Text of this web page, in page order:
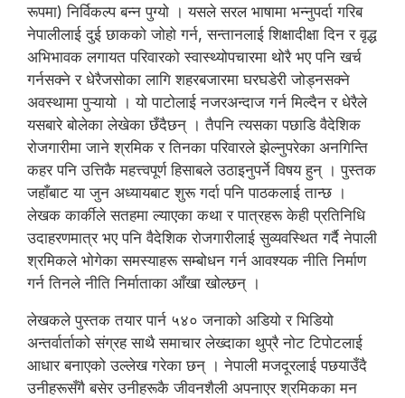
रूपमा) निर्विकल्प बन्न पुग्यो । यसले सरल भाषामा भन्नुपर्दा गरिब
नेपालीलाई दुई छाकको जोहो गर्न, सन्तानलाई शिक्षादीक्षा दिन र वृद्ध
अभिभावक लगायत परिवारको स्वास्थ्योपचारमा थोरै भए पनि खर्च
गर्नसक्ने र धेरैजसोका लागि शहरबजारमा घरघडेरी जोड्नसक्ने
अवस्थामा पुऱ्यायो । यो पाटोलाई नजरअन्दाज गर्न मिल्दैन र धेरैले
यसबारे बोलेका लेखेका छँदैछन् । तैपनि त्यसका पछाडि वैदेशिक
रोजगारीमा जाने श्रमिक र तिनका परिवारले झेल्नुपरेका अनगिन्ति
कहर पनि उत्तिकै महत्त्वपूर्ण हिसाबले उठाइनुपर्ने विषय हुन् । पुस्तक
जहाँबाट या जुन अध्यायबाट शुरू गर्दा पनि पाठकलाई तान्छ ।
लेखक कार्कीले सतहमा ल्याएका कथा र पात्रहरू केही प्रतिनिधि
उदाहरणमात्र भए पनि वैदेशिक रोजगारीलाई सुव्यवस्थित गर्दै नेपाली
श्रमिकले भोगेका समस्याहरू सम्बोधन गर्न आवश्यक नीति निर्माण
गर्न तिनले नीति निर्माताका आँखा खोल्छन् ।
लेखकले पुस्तक तयार पार्न ५४० जनाको अडियो र भिडियो
अन्तर्वार्ताको संग्रह साथै समाचार लेख्दाका थुप्रै नोट टिपोटलाई
आधार बनाएको उल्लेख गरेका छन् । नेपाली मजदूरलाई पछयाउँदै
उनीहरूसँगै बसेर उनीहरूकै जीवनशैली अपनाएर श्रमिकका मन